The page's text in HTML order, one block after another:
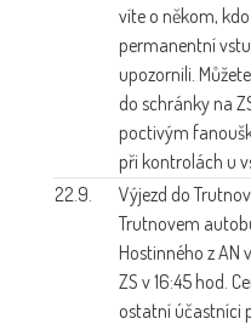
víte o někom,
permanentní
upozornili.
do schránky na
poctivým
při kontrolách u
22.9.
Výjezd do
Trutnovem
Hostinného z AN
ZS v 16:45 hod.
ostatní účastníci